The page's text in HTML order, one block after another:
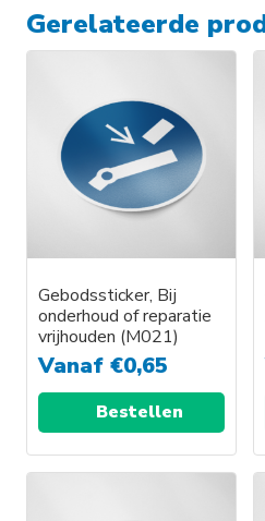
Gerelateerde
Gebodssticker, Bij
onderhoud of reparatie
vrijhouden (M021)
Vanaf €0,65
Bestellen